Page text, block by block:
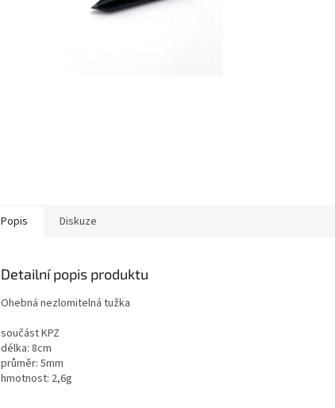
Popis Diskuze
Detailní popis produktu
Ohebná nezlomitelná tužka
součást KPZ
délka: 8cm
průměr: 5mm
hmotnost: 2,6g